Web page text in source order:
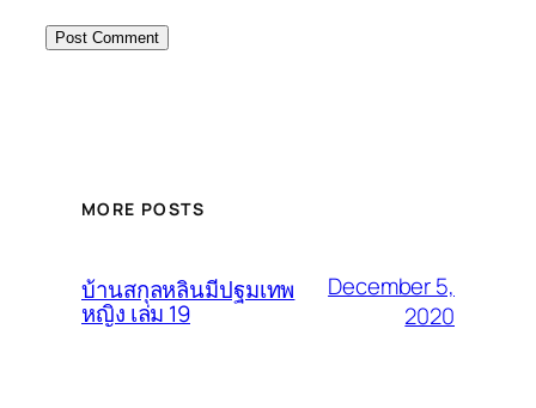
MORE POSTS
บ้านสกุลหลินมีปฐมเทพ
หญิง เล่ม 19
December 5,
2020